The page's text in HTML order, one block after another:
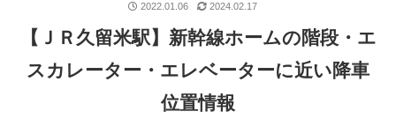
【ＪＲ久留米駅】新幹線ホームの階段・エ
スカレーター・エレベーターに近い降車
位置情報
2022.01.06 2024.02.17